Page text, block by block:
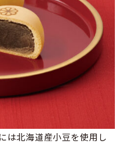
は北海道産小豆を使用し